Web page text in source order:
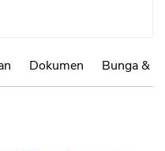
Dokumen Bunga &